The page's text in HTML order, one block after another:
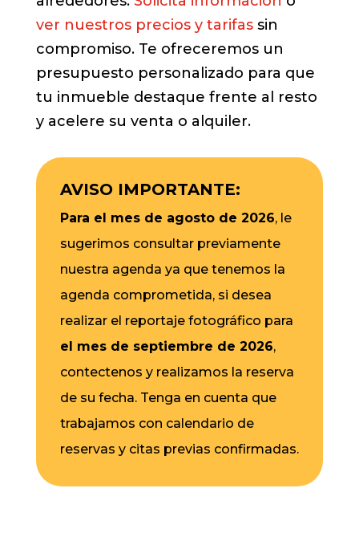
ver nuestros precios y tarifassin
compromiso. Te ofreceremos un
presupuesto personalizado para que
tu inmueble destaque frente al resto
y acelere su venta o alquiler.
AVISO IMPORTANTE:
Para el mes de agosto de 2026, le
sugerimos consultar previamente
nuestra agenda ya que tenemos la
agenda comprometida, si desea
realizar el reportaje fotográfico para
el mes de septiembre de 2026,
contectenos y realizamos la reserva
de su fecha. Tenga en cuenta que
trabajamos con calendario de
reservas y citas previas confirmadas.